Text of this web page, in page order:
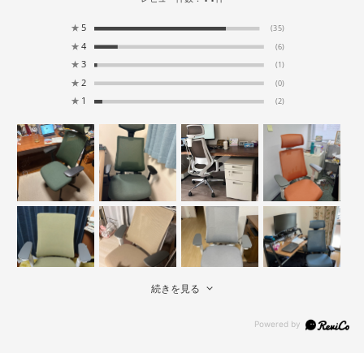
★ 5 (35)
★ 4 (6)
★ 3 (1)
★ 2 (0)
★ 1 (2)
続きを見る